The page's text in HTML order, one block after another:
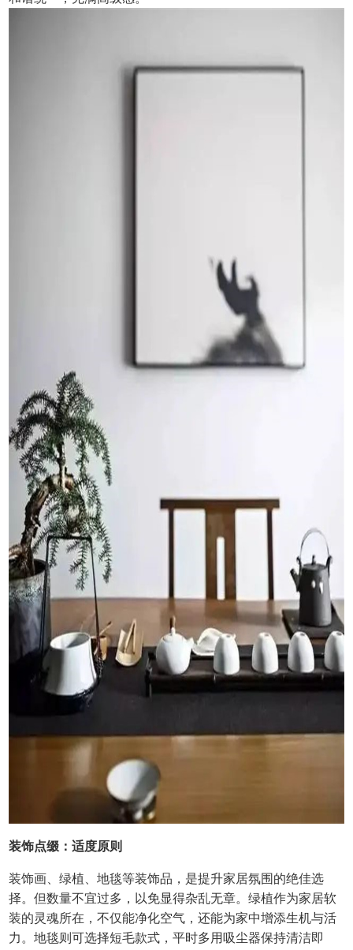
装饰点缀：适度原则
装饰画、绿植、地毯等装饰品，是提升家居氛围的绝佳选
择。但数量不宜过多，以免显得杂乱无章。绿植作为家居软
装的灵魂所在，不仅能净化空气，还能为家中增添生机与活
力。地毯则可选择短毛款式，平时多用吸尘器保持清洁即